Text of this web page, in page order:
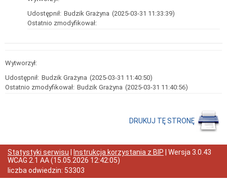
Klauzula
informacyjna
i
Klauzula
informacyjna
-
osoby
-
przedszkole
zastępcze
Klauzula
Udostępnił: Budzik Grażyna (2025-03-31 11:33:39)
Ostatnio zmodyfikował:
Wytworzył:
Udostępnił: Budzik Grażyna (2025-03-31 11:40:50)
Ostatnio zmodyfikował: Budzik Grażyna (2025-03-31 11:40:56)
DRUKUJ TĘ STRONĘ
Statystyki serwisu Instrukcja korzystania z BIP | Wersja 3.0.43
WCAG 2.1 AA(15.05.2026 12:42:05)
liczba odwiedzin: 53303